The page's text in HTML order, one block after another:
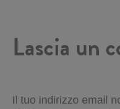
Lascia un
Il tuo indirizzo email